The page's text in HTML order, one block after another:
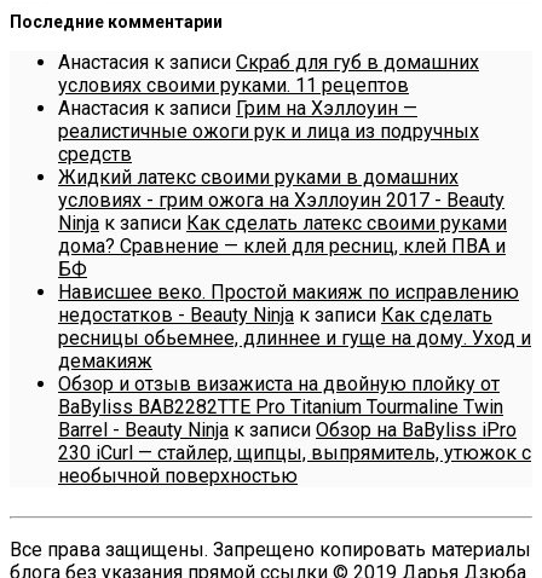
Последние комментарии
Анастасия к записи Скраб для губ в домашних
условиях своими руками. 11 рецептов
Анастасия к записи Грим на Хэллоуин —
реалистичные ожоги рук и лица из подручных
средств
Жидкий латекс своими руками в домашних
условиях - грим ожога на Хэллоуин 2017 - Beauty
Ninja к записи Как сделать латекс своими руками
дома? Сравнение — клей для ресниц, клей ПВА и
БФ
Нависшее веко. Простой макияж по исправлению
недостатков - Beauty Ninja к записи Как сделать
ресницы обьемнее, длиннее и гуще на дому. Уход и
демакияж
Обзор и отзыв визажиста на двойную плойку от
BaByliss BAB2282TTE Pro Titanium Tourmaline Twin
Barrel - Beauty Ninja к записи Обзор на BaByliss iPro
230 iCurl — стайлер, щипцы, выпрямитель, утюжок с
необычной поверхностью
Все права защищены. Запрещено копировать материалы
блога без указания прямой ссылки © 2019 Дарья Дзюба